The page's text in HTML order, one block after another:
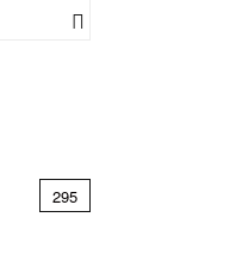
295